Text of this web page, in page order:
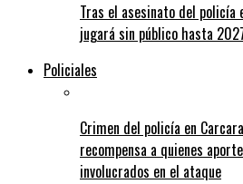
Tras el asesinato del policía
jugará sin público hasta
Policiales
Crimen del policía en
recompensa a quienes
involucrados en el ataque